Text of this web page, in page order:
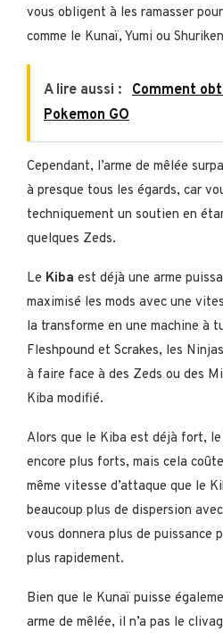
vous obligent à les ramasser
comme le Kunaï, Yumi ou
A lire aussi :
Comment
Pokemon GO
Cependant, l’arme de mêlée
à presque tous les égards, car
techniquement un soutien en
quelques Zeds.
Le Kiba est déjà une arme
maximisé les mods avec une
la transforme en une machine à
Fleshpound et Scrakes, les
à faire face à des Zeds ou des
Kiba modifié.
Alors que le Kiba est déjà fort, le
encore plus forts, mais cela
même vitesse d’attaque que le
beaucoup plus de dispersion
vous donnera plus de puissance
plus rapidement.
Bien que le Kunaï puisse
arme de mêlée, il n’a pas le